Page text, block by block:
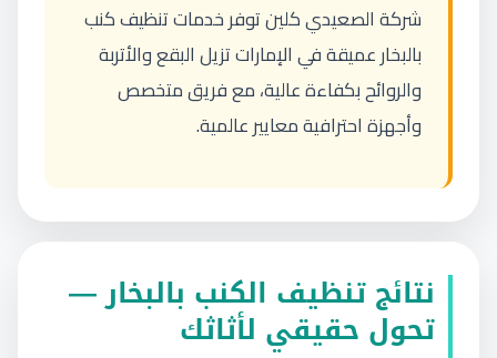
شركة الصعيدي كلين توفر خدمات تنظيف كنب
بالبخار عميقة في الإمارات تزيل البقع والأتربة
والروائح بكفاءة عالية، مع فريق متخصص
وأجهزة احترافية معايير عالمية.
نتائج تنظيف الكنب بالبخار —
تحول حقيقي لأثاثك